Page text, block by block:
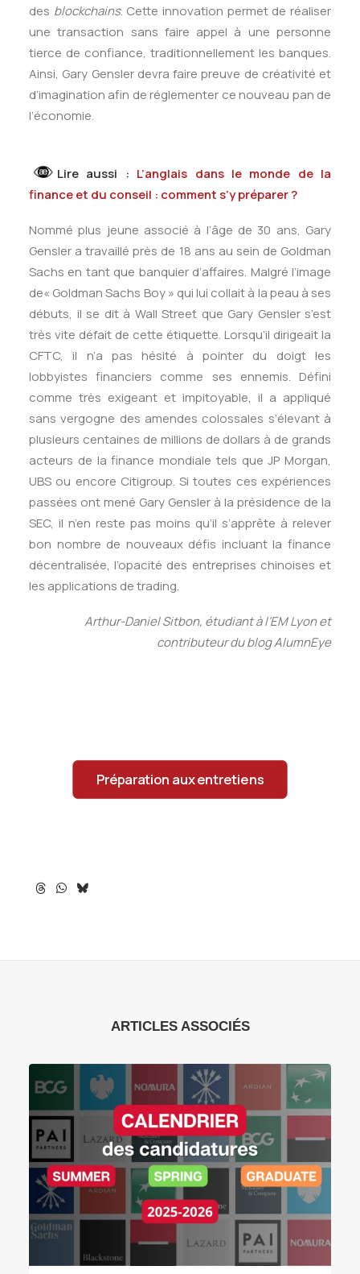
des blockchains. Cette innovation permet de réaliser
une transaction sans faire appel à une personne
tierce de confiance, traditionnellement les banques.
Ainsi, Gary Gensler devra faire preuve de créativité et
d’imagination afin de réglementer ce nouveau pan de
l’économie.
Lire aussi : L’anglais dans le monde de la
finance et du conseil : comment s’y préparer ?
Nommé plus jeune associé à l’âge de 30 ans, Gary
Gensler a travaillé près de 18 ans au sein de Goldman
Sachs en tant que banquier d’affaires. Malgré l’image
de« Goldman Sachs Boy » qui lui collait à la peau à ses
débuts, il se dit à Wall Street que Gary Gensler s’est
très vite défait de cette étiquette. Lorsqu’il dirigeait la
CFTC, il n’a pas hésité à pointer du doigt les
lobbyistes financiers comme ses ennemis. Défini
comme très exigeant et impitoyable, il a appliqué
sans vergogne des amendes colossales s’élevant à
plusieurs centaines de millions de dollars à de grands
acteurs de la finance mondiale tels que JP Morgan,
UBS ou encore Citigroup. Si toutes ces expériences
passées ont mené Gary Gensler à la présidence de la
SEC, il n’en reste pas moins qu’il s’apprête à relever
bon nombre de nouveaux défis incluant la finance
décentralisée, l’opacité des entreprises chinoises et
les applications de trading.
Arthur-Daniel Sitbon, étudiant à l’EM Lyon et
contributeur du blog AlumnEye
Préparation aux entretiens
ARTICLES ASSOCIÉS